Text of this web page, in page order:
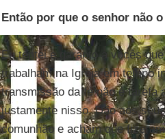
Então por que o senhor não
Eu tentei e garanto a vocês
trabalham na Igreja em tempo
transmissão da fé não é tarefa
justamente nisso. Dão aos
comunhão e acham que